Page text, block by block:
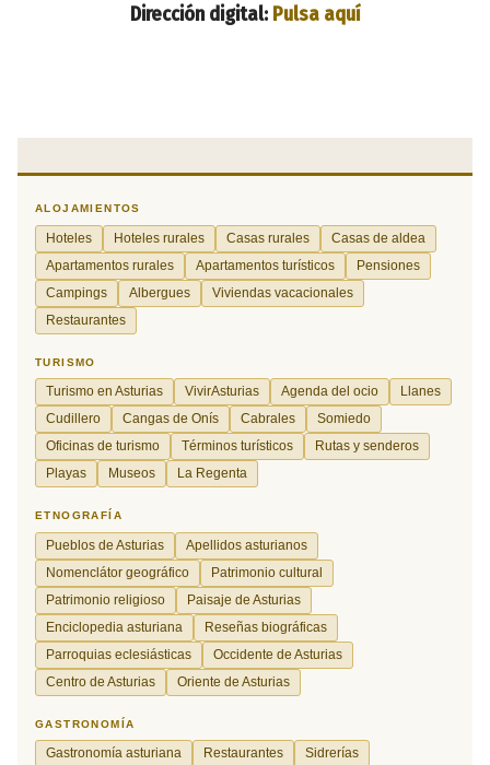
Dirección digital: Pulsa aquí